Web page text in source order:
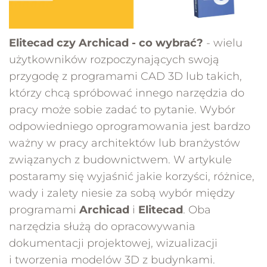
Elitecad czy Archicad - co wybrać? - wielu
użytkowników rozpoczynających swoją
przygodę z programami CAD 3D lub takich,
którzy chcą spróbować innego narzędzia do
pracy może sobie zadać to pytanie. Wybór
odpowiedniego oprogramowania jest bardzo
ważny w pracy architektów lub branżystów
związanych z budownictwem. W artykule
postaramy się wyjaśnić jakie korzyści, różnice,
wady i zalety niesie za sobą wybór między
programami Archicad i Elitecad. Oba
narzędzia służą do opracowywania
dokumentacji projektowej, wizualizacji
i tworzenia modelów 3D z budynkami.